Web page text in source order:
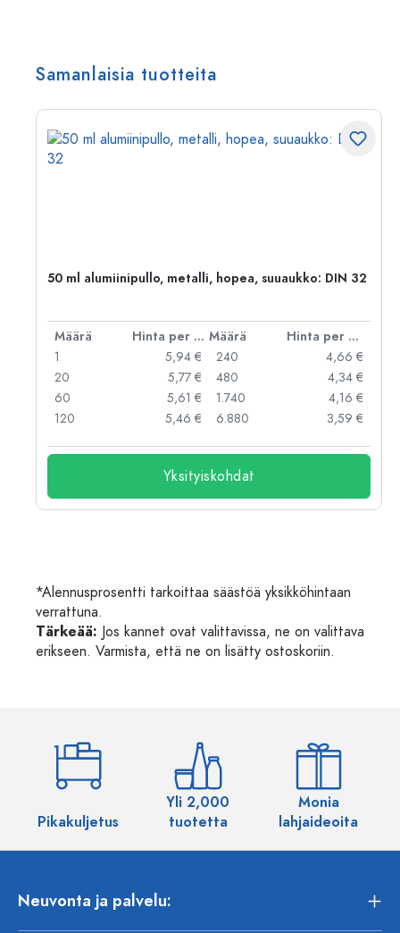
Samanlaisia tuotteita
50 ml alumiinipullo, metalli, hopea, suuaukko: DIN 32
Määrä Hinta per kpl Määrä
Hinta per kpl
1
5,94 €
20
5,77 €
60
5,61 €
120
5,46 €
240
4,66 €
480
4,34 €
1.740
4,16 €
6.880
3,59 €
Yksityiskohdat
*Alennusprosentti tarkoittaa säästöä yksikköhintaan
verrattuna.
Tärkeää: Jos kannet ovat valittavissa, ne on valittava
erikseen. Varmista, että ne on lisätty ostoskoriin.
Pikakuljetus
Yli 2,000
tuotetta
Monia
lahjaideoita
Neuvonta ja palvelu: